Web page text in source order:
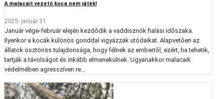
A malacait vezető koca nem játék!
2025. január 31
Január vége-február elején kezdődik a vaddisznók fialási időszaka.
Ilyenkor a kocák különös gonddal vigyázzák utódaikat. Alapvetően az
állatok ösztönös tulajdonsága, hogy félnek az embertől, ezért, ha tehetik,
tartják a távolságot és inkább elmenekülnek. Ugyanakkor malacaik
védelmében agresszíven re...